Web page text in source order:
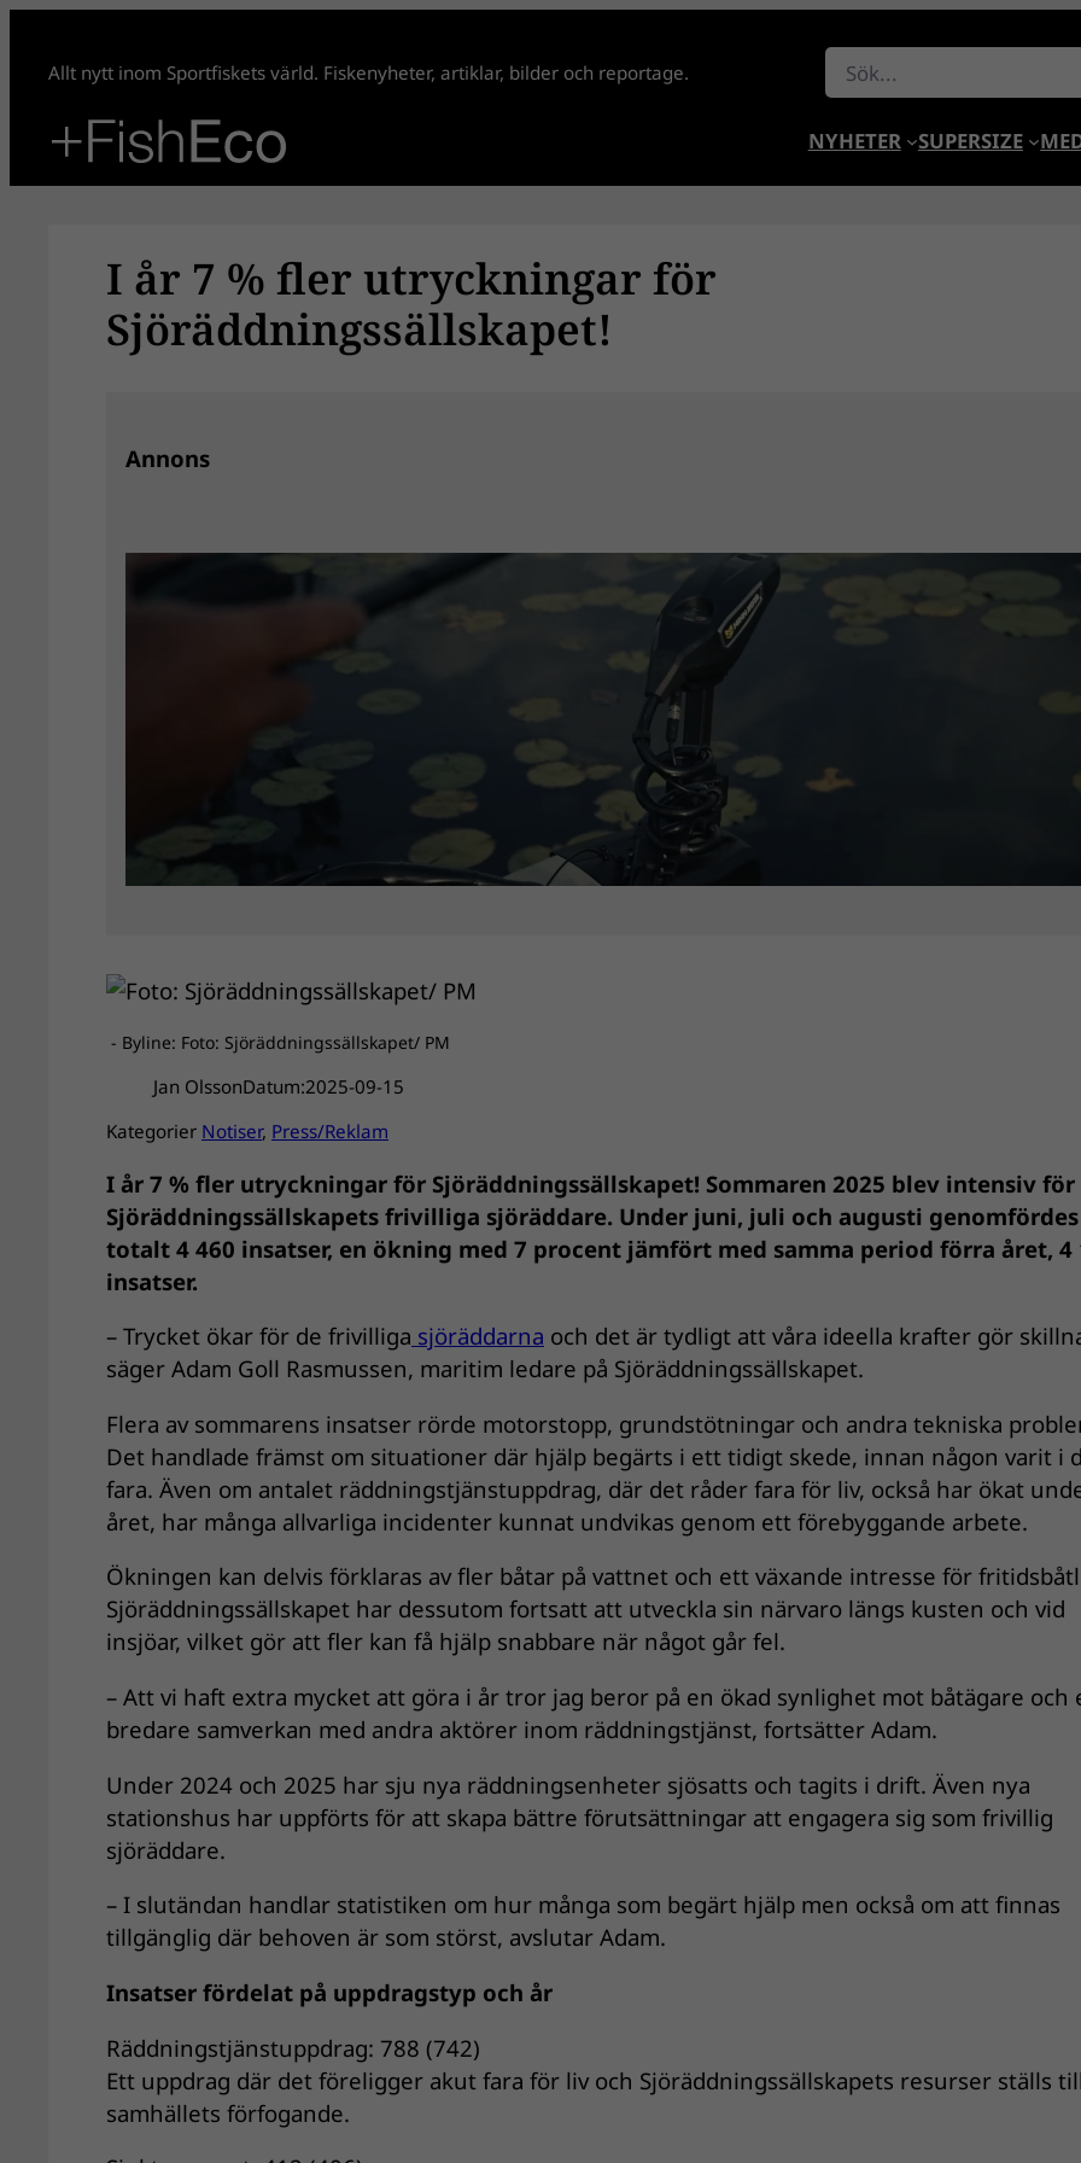
innehåll
Allt nytt inom Sportfiskets värld. Fiskenyheter, artiklar, bilder och reportage. Sök
NYHETER SUPERSIZE
I år 7 % fler utryckningar för
Sjöräddningssällskapet!
Annons
- Byline: Foto: Sjöräddningssällskapet/ PM
Jan OlssonDatum:2025-09-15
Kategorier Notiser, Press/Reklam
I år 7 % fler utryckningar för Sjöräddningssällskapet! Sommaren 2025 blev intensiv för
Sjöräddningssällskapets frivilliga sjöräddare. Under juni, juli och augusti genomfördes
totalt 4 460 insatser, en ökning med 7 procent jämfört med samma period förra året, 4
insatser.
– Trycket ökar för de frivilliga sjöräddarna och det är tydligt att våra ideella krafter gör
säger Adam Goll Rasmussen, maritim ledare på Sjöräddningssällskapet.
Flera av sommarens insatser rörde motorstopp, grundstötningar och andra tekniska
Det handlade främst om situationer där hjälp begärts i ett tidigt skede, innan någon varit i
fara. Även om antalet räddningstjänstuppdrag, där det råder fara för liv, också har ökat
året, har många allvarliga incidenter kunnat undvikas genom ett förebyggande arbete.
Ökningen kan delvis förklaras av fler båtar på vattnet och ett växande intresse för
Sjöräddningssällskapet har dessutom fortsatt att utveckla sin närvaro längs kusten och vid
insjöar, vilket gör att fler kan få hjälp snabbare när något går fel.
– Att vi haft extra mycket att göra i år tror jag beror på en ökad synlighet mot båtägare och
bredare samverkan med andra aktörer inom räddningstjänst, fortsätter Adam.
Under 2024 och 2025 har sju nya räddningsenheter sjösatts och tagits i drift. Även nya
stationshus har uppförts för att skapa bättre förutsättningar att engagera sig som frivillig
sjöräddare.
– I slutändan handlar statistiken om hur många som begärt hjälp men också om att finnas
tillgänglig där behoven är som störst, avslutar Adam.
Insatser fördelat på uppdragstyp och år
Räddningstjänstuppdrag: 788 (742)
Ett uppdrag där det föreligger akut fara för liv och Sjöräddningssällskapets resurser ställs
samhällets förfogande.